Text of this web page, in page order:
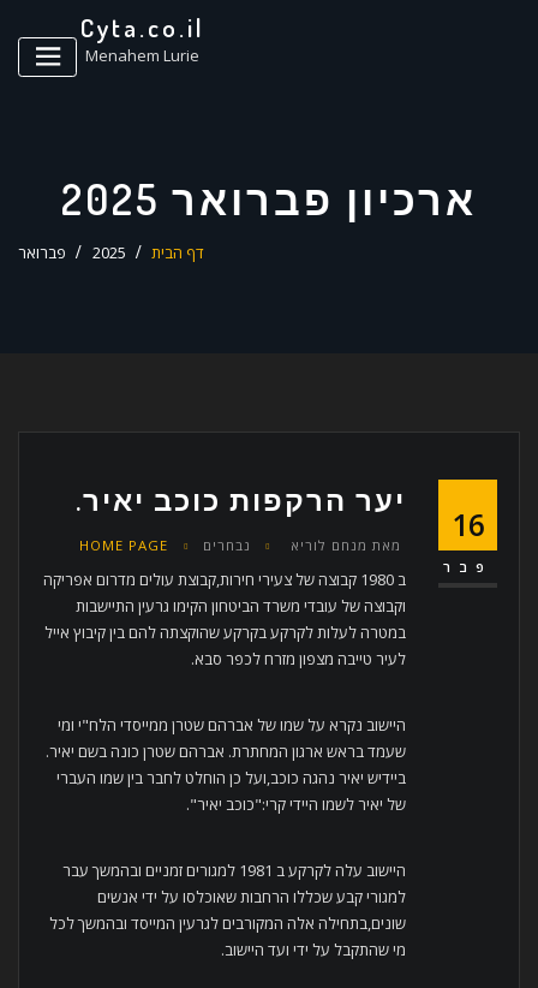
Cyta.co.il
Menahem Lurie
ארכיון פברואר 2025
דף הבית 2025 פברואר
16
פבר
יער הרקפות כוכב יאיר.
מאת מנחם לוריא נבחרים HOME PAGE
ב 1980 קבוצה של צעירי חירות,קבוצת עולים מדרום אפריקה
וקבוצה של עובדי משרד הביטחון הקימו גרעין התיישבות
במטרה לעלות לקרקע בקרקע שהוקצתה להם בין קיבוץ אייל
לעיר טייבה מצפון מזרח לכפר סבא.
היישוב נקרא על שמו של אברהם שטרן ממייסדי הלח"י ומי
שעמד בראש ארגון המחתרת. אברהם שטרן כונה בשם יאיר.
ביידיש יאיר נהגה כוכב,ועל כן הוחלט לחבר בין שמו העברי
של יאיר לשמו היידי קרי:"כוכב יאיר".
היישוב עלה לקרקע ב 1981 למגורים זמניים ובהמשך עבר
למגורי קבע שכללו הרחבות שאוכלסו על ידי אנשים
שונים,בתחילה אלה המקורבים לגרעין המייסד ובהמשך לכל
מי שהתקבל על ידי ועד היישוב.